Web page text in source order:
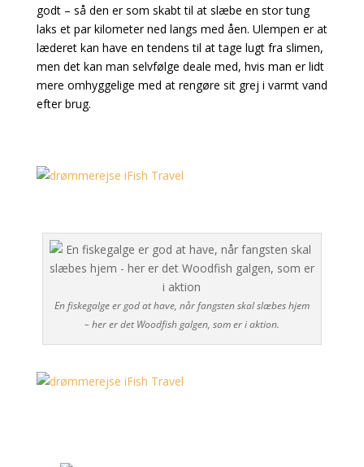
godt – så den er som skabt til at slæbe en stor tung
laks et par kilometer ned langs med åen. Ulempen er at
læderet kan have en tendens til at tage lugt fra slimen,
men det kan man selvfølge deale med, hvis man er lidt
mere omhyggelige med at rengøre sit grej i varmt vand
efter brug.
En fiskegalge er god at have, når fangsten skal slæbes hjem
– her er det Woodfish galgen, som er i aktion.